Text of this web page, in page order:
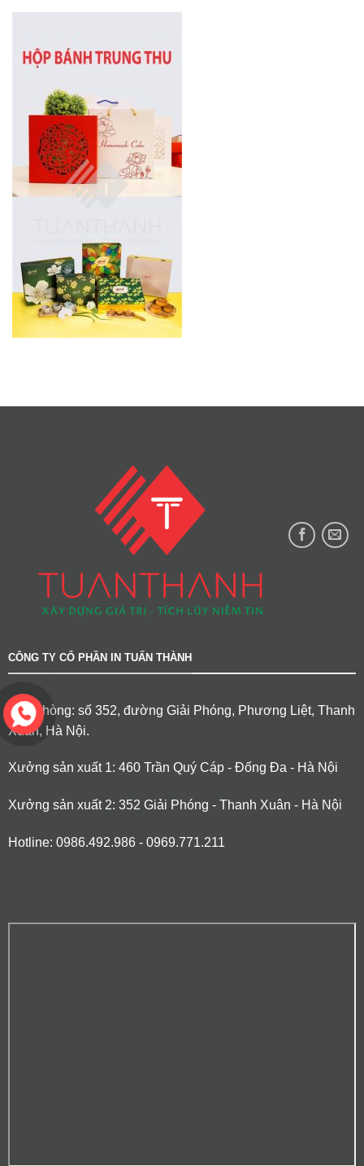
CÔNG TY CỔ PHẦN IN TUẤN THÀNH
Văn phòng: số 352, đường Giải Phóng, Phương Liệt, Thanh
Xuân, Hà Nội.
Xưởng sản xuất 1: 460 Trần Quý Cáp - Đống Đa - Hà Nội
Xưởng sản xuất 2: 352 Giải Phóng - Thanh Xuân - Hà Nội
Hotline: 0986.492.986 - 0969.771.211